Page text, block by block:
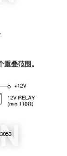
叠范围。